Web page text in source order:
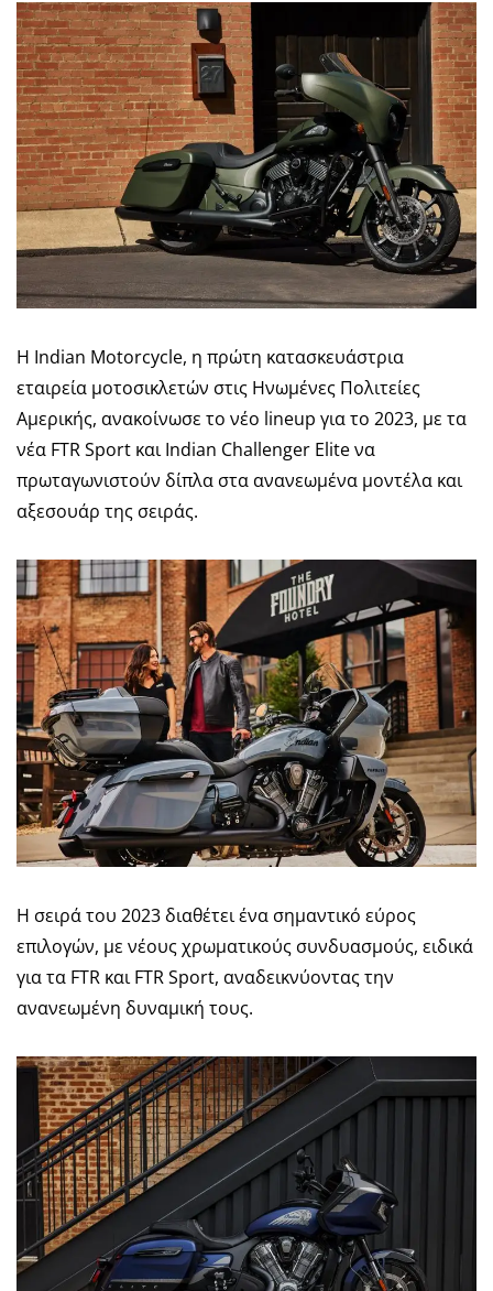
Η Indian Motorcycle, η πρώτη κατασκευάστρια
εταιρεία μοτοσικλετών στις Ηνωμένες Πολιτείες
Αμερικής, ανακοίνωσε το νέο lineup για το 2023, με τα
νέα FTR Sport και Indian Challenger Elite να
πρωταγωνιστούν δίπλα στα ανανεωμένα μοντέλα και
αξεσουάρ της σειράς.
Η σειρά του 2023 διαθέτει ένα σημαντικό εύρος
επιλογών, με νέους χρωματικούς συνδυασμούς, ειδικά
για τα FTR και FTR Sport, αναδεικνύοντας την
ανανεωμένη δυναμική τους.